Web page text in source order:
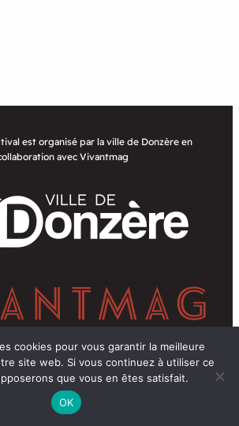
est organisé par la ville de Donzère en
avec Vivantmag
Facebook
LinkedIn
YouTube
Instagram
Mentions légales
cookies pour vous garantir la meilleure
site web. Si vous continuez à utiliser ce
que vous en êtes satisfait.
OK